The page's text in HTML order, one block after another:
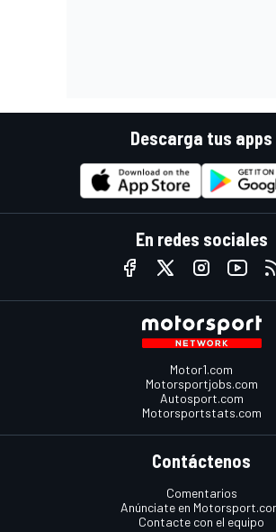
Descarga tus apps
En redes sociales
Motor1.com
Motorsportjobs.com
Autosport.com
Motorsportstats.com
Contáctenos
Comentarios
Anúnciate en
Contacte con el equipo